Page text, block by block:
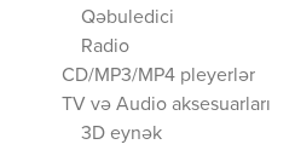
Qəbuledici
Radio
CD/MP3/MP4 pleyerlər
TV və Audio aksesuarları
3D eynək